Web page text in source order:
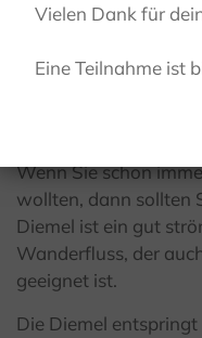
Wenn Sie schon
wollten, dann sollten
Diemel ist ein gut
Wanderfluss, der
geeignet ist.
Die Diemel
Vielen Dank für
Eine Teilnahme ist